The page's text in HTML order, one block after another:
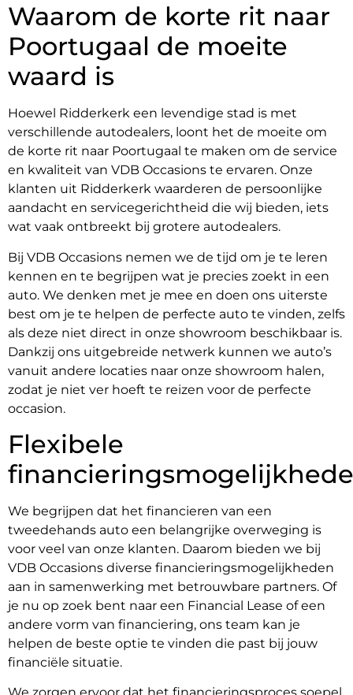
Waarom de korte rit naar
Poortugaal de moeite
waard is
Hoewel Ridderkerk een levendige stad is met
verschillende autodealers, loont het de moeite om
de korte rit naar Poortugaal te maken om de service
en kwaliteit van VDB Occasions te ervaren. Onze
klanten uit Ridderkerk waarderen de persoonlijke
aandacht en servicegerichtheid die wij bieden, iets
wat vaak ontbreekt bij grotere autodealers.
Bij VDB Occasions nemen we de tijd om je te leren
kennen en te begrijpen wat je precies zoekt in een
auto. We denken met je mee en doen ons uiterste
best om je te helpen de perfecte auto te vinden, zelfs
als deze niet direct in onze showroom beschikbaar is.
Dankzij ons uitgebreide netwerk kunnen we auto’s
vanuit andere locaties naar onze showroom halen,
zodat je niet ver hoeft te reizen voor de perfecte
occasion.
Flexibele
We begrijpen dat het financieren van een
tweedehands auto een belangrijke overweging is
voor veel van onze klanten. Daarom bieden we bij
VDB Occasions diverse financieringsmogelijkheden
aan in samenwerking met betrouwbare partners. Of
je nu op zoek bent naar een Financial Lease of een
andere vorm van financiering, ons team kan je
helpen de beste optie te vinden die past bij jouw
financiële situatie.